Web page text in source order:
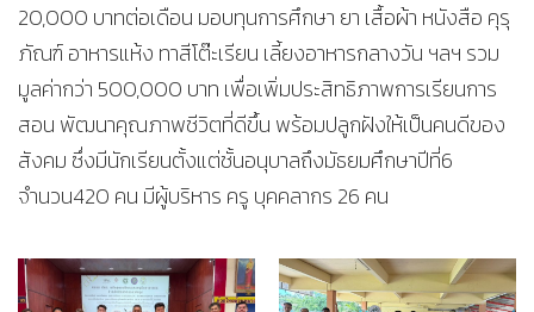
20,000 บาทต่อเดือน มอบทุนการศึกษา ยา เสื้อผ้า หนังสือ คุรุ
ภัณฑ์ อาหารแห้ง ทาสีโต๊ะเรียน เลี้ยงอาหารกลางวัน ฯลฯ รวม
มูลค่ากว่า 500,000 บาท เพื่อเพิ่มประสิทธิภาพการเรียนการ
สอน พัฒนาคุณภาพชีวิตที่ดีขึ้น พร้อมปลูกฝังให้เป็นคนดีของ
สังคม ซึ่งมีนักเรียนตั้งแต่ชั้นอนุบาลถึงมัธยมศึกษาปีที่6
จำนวน420 คน มีผู้บริหาร ครู บุคคลากร 26 คน